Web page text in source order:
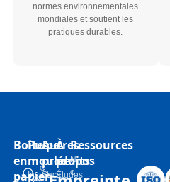
normes environnementales
mondiales et soutient les
pratiques durables.
Boîtes
en
papier
Pulpe
moulée
Inserts
Autres
produits
Sacs
À
propos
Études
Ressources
N
o